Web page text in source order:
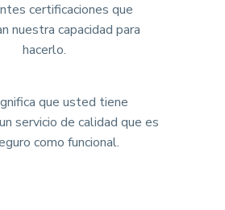
certificaciones que
nuestra capacidad para
hacerlo.
que usted tiene
servicio de calidad que es
como funcional.